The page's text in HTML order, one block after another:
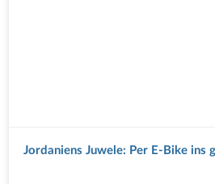
Jordaniens Juwele: Per E-Bike ins